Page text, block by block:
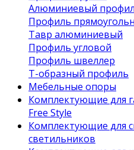
Алюминиевый
Профиль
Тавр алюминиевый
Профиль угловой
Профиль швеллер
Т-образный профиль
Мебельные опоры
Комплектующие для
Free Style
Комплектующие для
светильников